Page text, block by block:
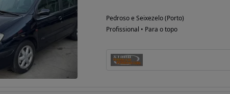
Pedroso e Seixezelo (Porto)
Profissional • Para o topo